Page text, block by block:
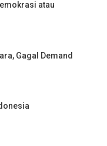
atau
Gagal Demand